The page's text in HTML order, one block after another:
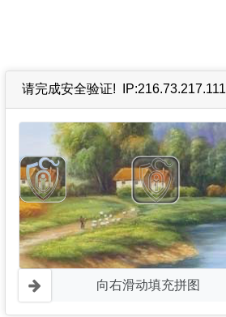
请完成安全验证! IP:216.73.217.111
向右滑动填充拼图